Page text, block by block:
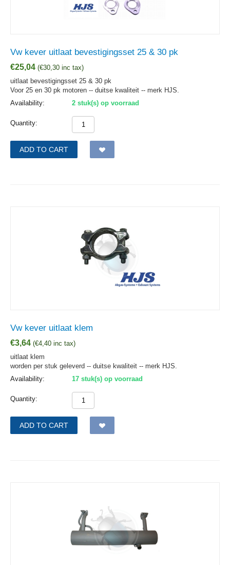
Vw kever uitlaat bevestigingsset 25 & 30 pk
€25,04 (€30,30 inc tax)
uitlaat bevestigingsset 25 & 30 pk
Voor 25 en 30 pk motoren -- duitse kwaliteit -- merk HJS.
Availability:
2 stuk(s) op voorraad
Quantity:
ADD TO CART
Vw kever uitlaat klem
€3,64 (€4,40 inc tax)
uitlaat klem
worden per stuk geleverd -- duitse kwaliteit -- merk HJS.
Availability:
17 stuk(s) op voorraad
Quantity:
ADD TO CART